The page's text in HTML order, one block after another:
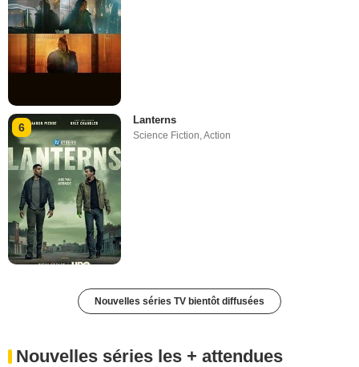
6
Lanterns
Science Fiction ,Action
Nouvelles séries TV bientôt diffusées
Nouvelles séries les + attendues